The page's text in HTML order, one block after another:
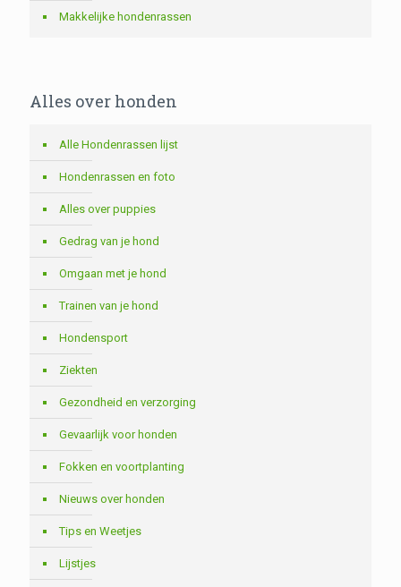
Makkelijke hondenrassen
Alles over honden
Alle Hondenrassen lijst
Hondenrassen en foto
Alles over puppies
Gedrag van je hond
Omgaan met je hond
Trainen van je hond
Hondensport
Ziekten
Gezondheid en verzorging
Gevaarlijk voor honden
Fokken en voortplanting
Nieuws over honden
Tips en Weetjes
Lijstjes